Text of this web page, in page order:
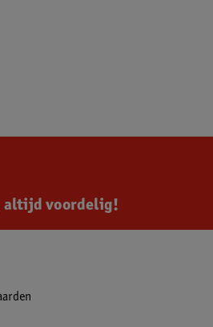
altijd voordelig!